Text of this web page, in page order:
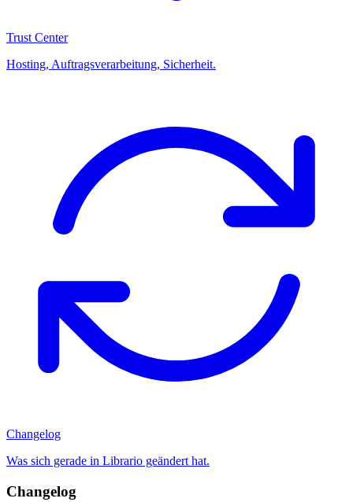
Trust Center
Hosting, Auftragsverarbeitung, Sicherheit.
Changelog
Was sich gerade in Librario geändert hat.
Changelog